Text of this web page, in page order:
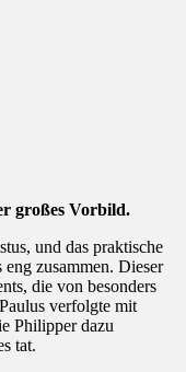
großes Vorbild.
und das praktische
zusammen. Dieser
die von besonders
verfolgte mit
Philipper dazu
tat.